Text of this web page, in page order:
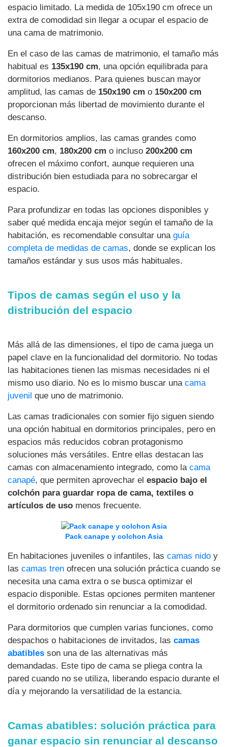
espacio limitado. La medida de 105x190 cm ofrece un
extra de comodidad sin llegar a ocupar el espacio de
una cama de matrimonio.
En el caso de las camas de matrimonio, el tamaño más
habitual es 135x190 cm, una opción equilibrada para
dormitorios medianos. Para quienes buscan mayor
amplitud, las camas de 150x190 cm o 150x200 cm
proporcionan más libertad de movimiento durante el
descanso.
En dormitorios amplios, las camas grandes como
160x200 cm, 180x200 cm o incluso 200x200 cm
ofrecen el máximo confort, aunque requieren una
distribución bien estudiada para no sobrecargar el
espacio.
Para profundizar en todas las opciones disponibles y
saber qué medida encaja mejor según el tamaño de la
habitación, es recomendable consultar una guía
completa de medidas de camas, donde se explican los
tamaños estándar y sus usos más habituales.
Tipos de camas según el uso y la
distribución del espacio
Más allá de las dimensiones, el tipo de cama juega un
papel clave en la funcionalidad del dormitorio. No todas
las habitaciones tienen las mismas necesidades ni el
mismo uso diario. No es lo mismo buscar una cama
juvenil que uno de matrimonio.
Las camas tradicionales con somier fijo siguen siendo
una opción habitual en dormitorios principales, pero en
espacios más reducidos cobran protagonismo
soluciones más versátiles. Entre ellas destacan las
camas con almacenamiento integrado, como la cama
canapé, que permiten aprovechar el espacio bajo el
colchón para guardar ropa de cama, textiles o
artículos de uso menos frecuente.
Pack canape y colchon Asia
En habitaciones juveniles o infantiles, las camas nido y
las camas tren ofrecen una solución práctica cuando se
necesita una cama extra o se busca optimizar el
espacio disponible. Estas opciones permiten mantener
el dormitorio ordenado sin renunciar a la comodidad.
Para dormitorios que cumplen varias funciones, como
despachos o habitaciones de invitados, las camas
abatibles son una de las alternativas más
demandadas. Este tipo de cama se pliega contra la
pared cuando no se utiliza, liberando espacio durante el
día y mejorando la versatilidad de la estancia.
Camas abatibles: solución práctica para
ganar espacio sin renunciar al descanso